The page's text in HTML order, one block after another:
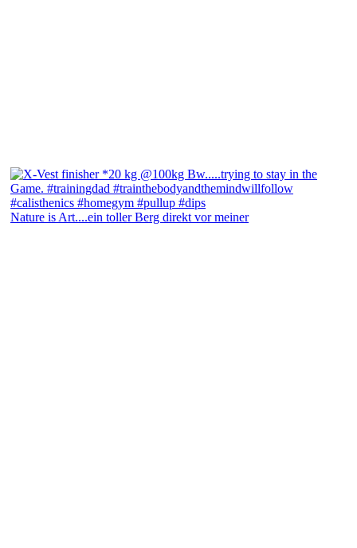
Nature is Art....ein toller Berg direkt vor meiner